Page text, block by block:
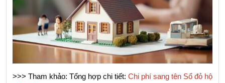
>>> Tham khảo: Tổng hợp chi tiết: Chi phí sang tên Sổ đỏ hộ